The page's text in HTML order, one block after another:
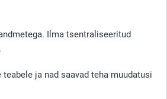
Ilma tsentraliseeritud
ja nad saavad teha muudatusi